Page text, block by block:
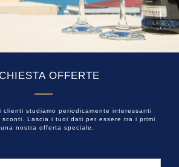
OFFERTE
studiamo periodicamente interessanti
Lascia i tuoi dati per essere tra i primi
nostra offerta speciale.